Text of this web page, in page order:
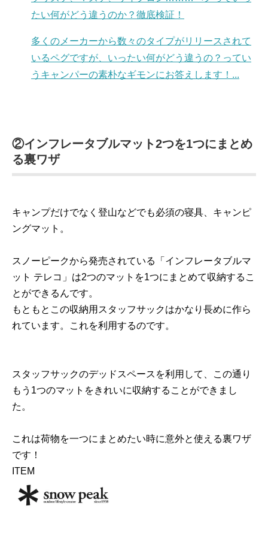
たい何がどう違うのか？徹底検証！
多くのメーカーから数々のタイプがリリースされて
いるペグですが、いったい何がどう違うの？ってい
うキャンパーの素朴なギモンにお答えします！...
②インフレータブルマット2つを1つにまとめ
る裏ワザ
キャンプだけでなく登山などでも必須の寝具、キャンピ
ングマット。
スノーピークから発売されている「インフレータブルマ
ット テレコ」は2つのマットを1つにまとめて収納するこ
とができるんです。
もともとこの収納用スタッフサックはかなり長めに作ら
れています。これを利用するのです。
スタッフサックのデッドスペースを利用して、この通り
もう1つのマットをきれいに収納することができまし
た。
これは荷物を一つにまとめたい時に意外と使える裏ワザ
です！
ITEM